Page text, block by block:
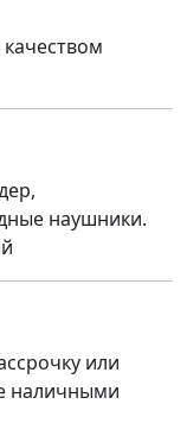
наушники.
или
наличными